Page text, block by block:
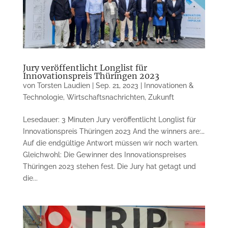
Jury veröffentlicht Longlist für
Innovationspreis Thüringen 2023
von Torsten Laudien| Sep. 21, 2023
Innovationen &
Technologie, Wirtschaftsnachrichten, Zukunft
Lesedauer: 3 Minuten Jury veröffentlicht Longlist für
Innovationspreis Thüringen 2023 And the winners are:…
Auf die endgültige Antwort müssen wir noch warten.
Gleichwohl: Die Gewinner des Innovationspreises
Thüringen 2023 stehen fest. Die Jury hat getagt und
die...